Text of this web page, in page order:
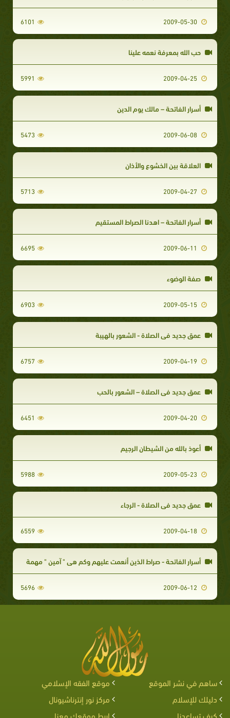
6101
حب الله بمعرفة نعمه علينا
5991
أسرار الفاتحة – مالك يوم الدين
5473
العلاقة بين الخشوع والأذان
5713
أسرار الفاتحة – اهدنا الصراط المستقيم
6695
صفة الوضوء
6903
عمق جديد في الصلاة - الشعور بالهيبة
6757
عمق جديد في الصلاة – الشعور بالحب
6451
أعوذ بالله من الشيطان الرجيم
5988
عمق جديد في الصلاة - الرجاء
6559
أسرار الفاتحة - صراط الذين أنعمت عليهم وكم هي " آمين " مهمة
5696
ساهم في نشر الموقع
موقع الفقه الإسلامي
دليلك للإسلام
مركز نور إنترناشيونال
كيف تساعدنا
اربط موقعك معنا